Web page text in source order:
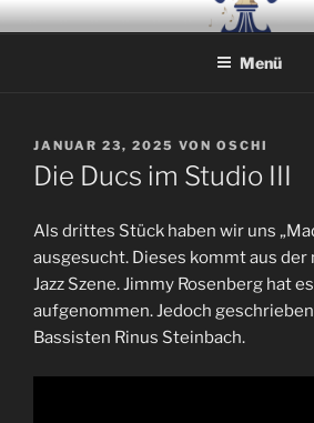
Zum
InhaltLES DUCS DE LA
Menü
VERÖFFENTLICHT
AM
JANUAR 23, 2025 VON OSCHI
Die Ducs im Studio III
Als drittes Stück haben wir uns
ausgesucht. Dieses kommt aus der
Jazz Szene. Jimmy Rosenberg hat
aufgenommen. Jedoch
Bassisten Rinus Steinbach.